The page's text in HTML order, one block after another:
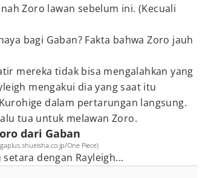
Zoro lawan sebelum ini. (Kecuali
bagi Gaban? Fakta bahwa Zoro jauh
mereka tidak bisa mengalahkan yang
mengakui dia yang saat itu
dalam pertarungan langsung.
tua untuk melawan Zoro.
dari Gaban
One Piece)
dengan Rayleigh...